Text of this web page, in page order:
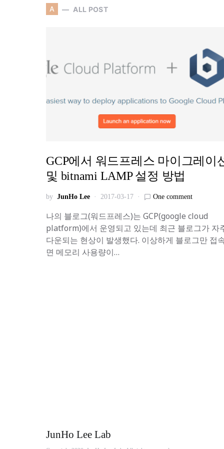
A ALL POST
GCP에서 워드프레스 마이그레이
및 bitnami LAMP 설정 방법
by JunHo Lee 2017-03-17 One comment
나의 블로그(워드프레스)는 GCP(google cloud
platform)에서 운영되고 있는데 최근 블로그가 자
다운되는 현상이 발생했다. 이상하게 블로그만 접
면 메모리 사용량이…
JunHo Lee Lab